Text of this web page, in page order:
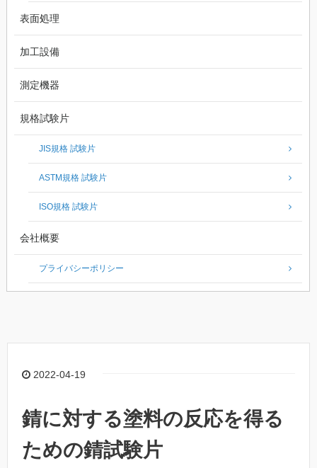
表面処理
加工設備
測定機器
規格試験片
JIS規格 試験片
ASTM規格 試験片
ISO規格 試験片
会社概要
プライバシーポリシー
2022-04-19
錆に対する塗料の反応を得る
ための錆試験片